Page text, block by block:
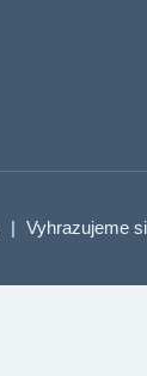
| Vyhrazujeme